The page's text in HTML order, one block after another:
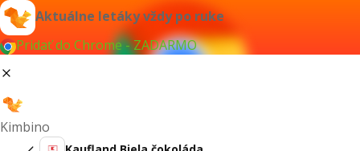
Aktuálne letáky vždy po ruke
Pridať do Chrome - ZADARMO
Kimbino